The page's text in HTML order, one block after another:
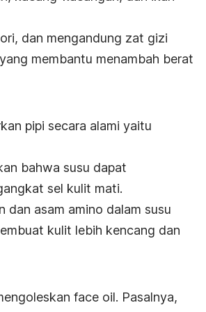
dan mengandung zat gizi
membantu menambah berat
pipi secara alami yaitu
bahwa susu dapat
sel kulit mati.
asam amino dalam susu
kulit lebih kencang dan
face oil. Pasalnya,